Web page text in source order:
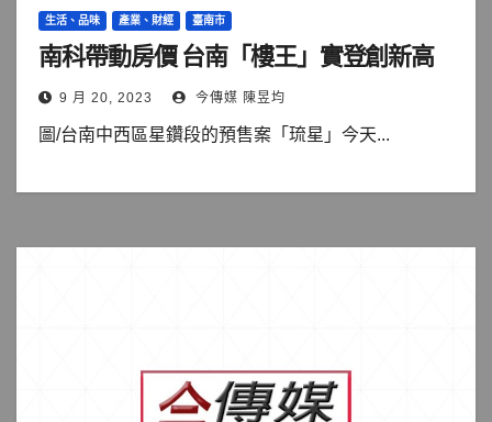
生活、品味 產業、財經 臺南市
南科帶動房價 台南「樓王」實登創新高
9 月 20, 2023 今傳媒 陳昱均
圖/台南中西區星鑽段的預售案「琉星」今天...